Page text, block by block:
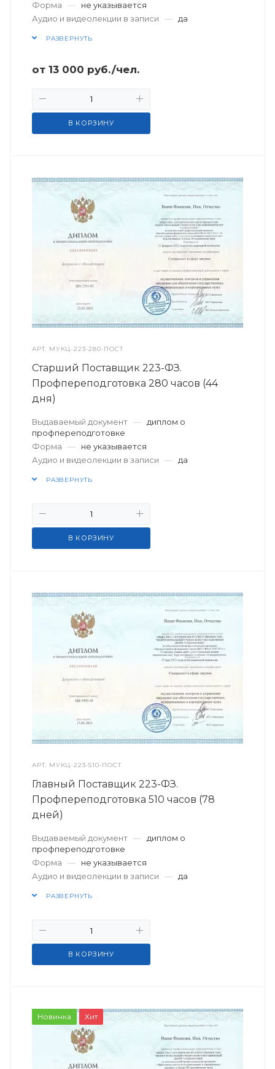
Форма —
не указывается
Аудио и видеолекции в записи
— да
РАЗВЕРНУТЬ
от 13 000 руб./чел.
В КОРЗИНУ
АРТ. МУКЦ-223-280-ПОСТ
Старший Поставщик 223-ФЗ.
Профпереподготовка 280 часов (44
дня)
Выдаваемый документ —
диплом о
профпереподготовке
Форма
—
не указывается
Аудио и видеолекции в записи
— да
РАЗВЕРНУТЬ
В КОРЗИНУ
АРТ. МУКЦ-223-510-ПОСТ
Главный Поставщик 223-ФЗ.
Профпереподготовка 510 часов (78
дней)
Выдаваемый документ — диплом о
профпереподготовке
Форма
—
не указывается
Аудио и видеолекции в записи
— да
РАЗВЕРНУТЬ
В КОРЗИНУ
Новинка Хит